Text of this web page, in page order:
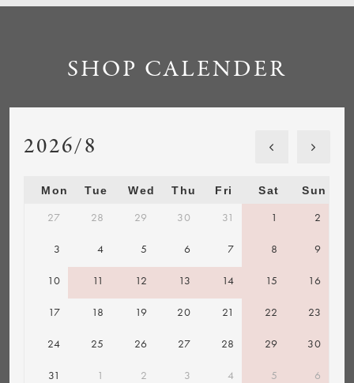
SHOP CALENDER
2026/8
Mon Tue Wed Thu Fri Sat Sun
27 28 29 30 31 1 2
3 4 5 6 7 8 9
10 11 12 13 14 15 16
17 18 19 20 21 22 23
24 25 26 27 28 29 30
31 1 2 3 4 5 6